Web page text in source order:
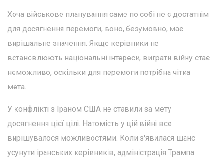
Хоча військове планування саме по собі не є достатнім
для досягнення перемоги, воно, безумовно, має
вирішальне значення. Якщо керівники не
встановлюють національні інтереси, виграти війну стає
неможливо, оскільки для перемоги потрібна чітка
мета.
У конфлікті з Іраном США не ставили за мету
досягнення цієї цілі. Натомість у цій війні все
вирішувалося можливостями. Коли з'явилася шанс
усунути іранських керівників, адміністрація Трампа